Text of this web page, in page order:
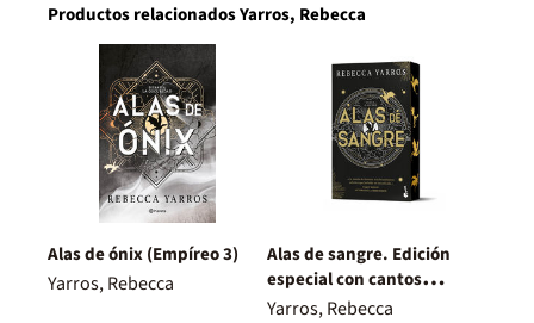
Productos relacionados Yarros, Rebecca
Alas de ónix (Empíreo 3)
Yarros, Rebecca
Alas de sangre. Edición
especial con cantos
decorados
Yarros, Rebecca